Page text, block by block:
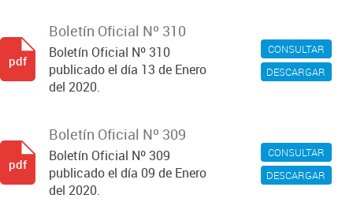
CONSULTAR
DESCARGAR
Boletín Oficial Nº 310
Boletín Oficial Nº 310
publicado el día 13 de Enero
del 2020.
pdf
CONSULTAR
DESCARGAR
Boletín Oficial Nº 309
Boletín Oficial Nº 309
publicado el día 09 de Enero
del 2020.
pdf